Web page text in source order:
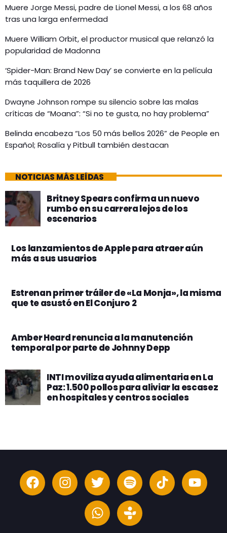
Muere Jorge Messi, padre de Lionel Messi, a los 68 años
tras una larga enfermedad
Muere William Orbit, el productor musical que relanzó la
popularidad de Madonna
‘Spider-Man: Brand New Day’ se convierte en la película
más taquillera de 2026
Dwayne Johnson rompe su silencio sobre las malas
críticas de “Moana”: “Si no te gusta, no hay problema”
Belinda encabeza “Los 50 más bellos 2026” de People en
Español; Rosalía y Pitbull también destacan
NOTICIAS MÁS LEÍDAS
Britney Spears confirma un nuevo
rumbo en su carrera lejos de los
escenarios
Los lanzamientos de Apple para atraer aún
más a sus usuarios
Estrenan primer tráiler de «La Monja», la misma
que te asustó en El Conjuro 2
Amber Heard renuncia a la manutención
temporal por parte de Johnny Depp
INTI moviliza ayuda alimentaria en La
Paz: 1.500 pollos para aliviar la escasez
en hospitales y centros sociales